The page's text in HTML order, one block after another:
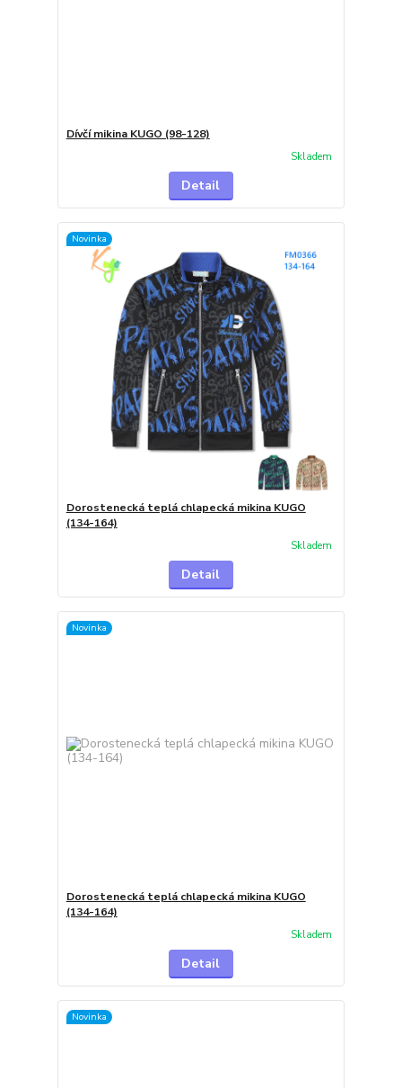
Dívčí mikina KUGO (98-128)
Skladem
Detail
Novinka
Dorostenecká teplá chlapecká mikina KUGO
(134-164)
Skladem
Detail
Novinka
Dorostenecká teplá chlapecká mikina KUGO
(134-164)
Skladem
Detail
Novinka